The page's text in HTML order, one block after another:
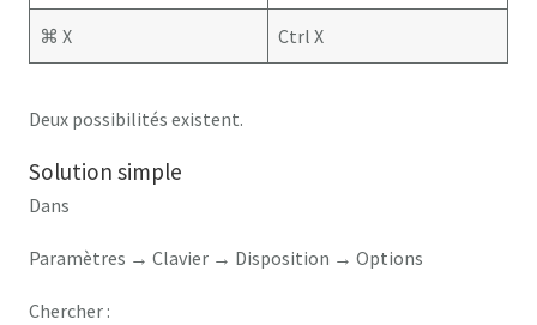
⌘ X Ctrl X
Deux possibilités existent.
Solution simple
Dans
Paramètres → Clavier → Disposition → Options
Chercher :